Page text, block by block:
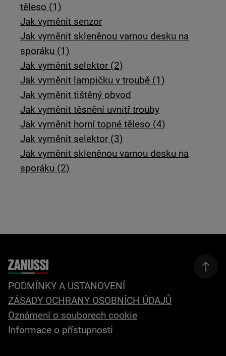
těleso (1)
Jak vyměnit senzor
Jak vyměnit skleněnou varnou desku na
sporáku (1)
Jak vyměnit selektor (2)
Jak vyměnit lampičku v troubě (1)
Jak vyměnit tištěný obvod
Jak vyměnit těsnění uvnitř trouby
Jak vyměnit horní topné těleso (4)
Jak vyměnit selektor (3)
Jak vyměnit skleněnou varnou desku na
sporáku (2)
PODMÍNKY A USTANOVENÍ
ZÁSADY OCHRANY OSOBNÍCH ÚDAJŮ
Oznámení o souborech cookie
Informace o přístupnosti